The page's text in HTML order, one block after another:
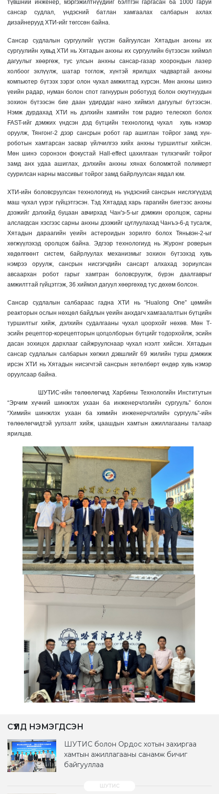
түвшний инженер, мэргэжилтнүүдийг бэлтгэн гаргасан ба 1000 гаруй
сансар судлал, үндэсний батлан ​​хамгаалах салбарын ахлах
дизайнерууд ХТИ-ийг төгссөн байна.
Сансар судлалын сургуулийг үүсгэн байгуулсан Хятадын анхны их
сургуулийн хувьд ХТИ нь Хятадын анхны их сургуулийн бүтээсэн хиймэл
дагуулыг хөөргөж, тус улсын анхны сансар-газар хоорондын лазер
холбоог эхлүүлж, шатар тоглож, хүнтэй ярилцах чадвартай анхны
компьютер бүтээх зэрэг олон чухал амжилтад хүрсэн. Мөн анхны шинэ
үеийн радар, нуман болон спот гагнуурын роботууд болон оюутнуудын
зохион бүтээсэн бие даан удирддаг нано хиймэл дагуулыг бүтээсэн.
Нэмж дурдахад ХТИ нь дэлхийн хамгийн том радио телескоп болох
FAST-ийг дэмжих үндсэн дэд бүтцийн технологид чухал хувь нэмэр
оруулж, Тянгонг-2 дээр сансрын робот гар ашиглан тойрог замд хүн-
роботын хамтарсан засвар үйлчилгээ хийх анхны туршилтыг хийсэн.
Мөн шинэ соронзон фокустай Hall-effect цахилгаан түлхэгчийг тойрог
замд анх удаа ашиглах, дэлхийн анхны хянах боломжтой полимерт
суурилсан нарны массивыг тойрог замд байрлуулсан явдал юм.
ХТИ-ийн боловсруулсан технологиуд нь үндэсний сансрын нислэгүүдэд
маш чухал үүрэг гүйцэтгэсэн. Тэд Хятадад харь гарагийн биетээс анхны
дээжийг дэлхийд буцаан авчирхад Чан'э-5-ыг дэмжин оролцож, сарны
алслагдсан хэсгээс сарны анхны дээжийг цуглуулахад Чанъэ-6-д тусалж,
Хятадын дараагийн үеийн астероидын зорилго болох Тяньвэн-2-ыг
хөгжүүлэхэд оролцож байна. Эдгээр технологиуд нь Журонг роверын
хөдөлгөөнт систем, байрлуулах механизмыг зохион бүтээхэд хувь
нэмрээ оруулж, сансрын нисгэгчдийн сансарт алхахад зориулсан
авсаархан робот гарыг хамтран боловсруулж, бүрэн даалгаврыг
амжилттай гүйцэтгэж, 36 хиймэл дагуул хөөргөхөд тус дөхөм болсон.
Сансар судлалын салбараас гадна ХТИ нь “Hualong One” цөмийн
реакторын ослын нөхцөл байдлын үеийн анхдагч хамгаалалтын бүтцийн
туршилтыг хийж, дэлхийн судалгааны чухал цоорхойг нөхөв. Мөн Т-
эсийн рецептор-корецепторын цогцолборын бүтцийг тодорхойлж, эсийн
дасан зохицох дархлааг сайжруулснаар чухал нээлт хийсэн. Хятадын
сансар судлалын салбарын хөгжил дэвшлийг 69 жилийн турш дэмжиж
ирсэн ХТИ нь Хятадын нисэгчтэй сансрын хөтөлбөрт өндөр хувь нэмэр
оруулсаар байна.
ШУТИС-ийн төлөөлөгчид Харбины Технологийн Институтын
“Эрчим хүчний шинжлэх ухаан ба инженерчлэлийн сургууль” болон
“Химийн шинжлэх ухаан ба химийн инженерчлэлийн сургууль”-ийн
төлөөлөгчидтэй уулзалт хийж, цаашдын хамтын ажиллагааны талаар
ярилцав.
СҮҮЛД НЭМЭГДСЭН
ШУТИС болон Ордос хотын захиргаа
хамтын ажиллагааны санамж бичиг
байгууллаа